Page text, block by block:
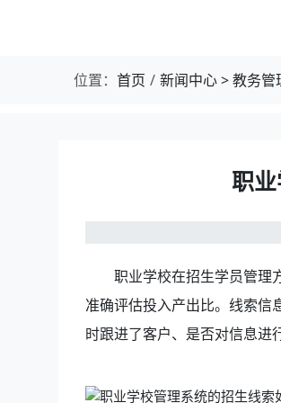
位置： 首页 新闻中心>教务管
职
职业学校在招生学员管理方
准确评估投入产出比。线索信
时跟进了客户、是否对信息进